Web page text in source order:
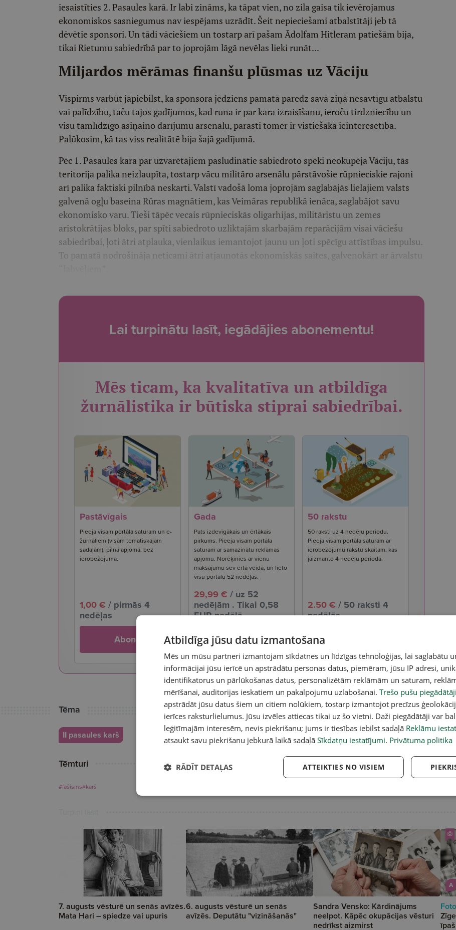
iesaistīties 2. Pasaules karā. Ir labi zināms, ka tāpat vien, no zila gaisa tik ievērojamus
ekonomiskos sasniegumus nav iespējams uzrādīt. Šeit nepieciešami atbalstītāji jeb tā
dēvētie sponsori. Un tādi vāciešiem un tostarp arī pašam Ādolfam Hitleram patiešām bija,
tikai Rietumu sabiedrībā par to joprojām lāgā nevēlas lieki runāt...
Miljardos mērāmas finanšu plūsmas uz Vāciju
Vispirms varbūt jāpiebilst, ka sponsora jēdziens pamatā paredz savā ziņā nesavtīgu atbalstu
vai palīdzību, taču tajos gadījumos, kad runa ir par kara izraisīšanu, ieroču tirdzniecību un
visu tamlīdzīgo asiņaino darījumu arsenālu, parasti tomēr ir vistiešākā ieinteresētība.
Palūkosim, kā tas viss realitātē bija šajā gadījumā.
Pēc 1. Pasaules kara par uzvarētājiem pasludinātie sabiedroto spēki neokupēja Vāciju, tās
teritorija palika neizlaupīta, tostarp vācu militāro arsenālu pārstāvošie rūpnieciskie rajoni
arī palika faktiski pilnībā neskarti. Valstī vadošā loma joprojām saglabājās lielajiem valsts
galvenā ogļu baseina Rūras magnātiem, kas Veimāras republikā ienāca, saglabājot savu
ekonomisko varu. Tieši tāpēc vecais rūpnieciskās oligarhijas, militāristu un zemes
aristokrātijas bloks, par spīti sabiedroto uzliktajām skarbajām reparācijām visai vāciešu
sabiedrībai, ļoti ātri atplauka, vienlaikus iemantojot jaunu un ļoti spēcīgu attīstības impulsu.
To pamatā nodrošināja neticami ātri atjaunotās ekonomiskās saites, galvenokārt ar ārvalstu
Lai turpinātu lasīt, iegādājies abonementu!
Mēs ticam, ka kvalitatīva un atbildīga
žurnālistika ir būtiska stiprai sabiedrībai.
Pastāvīgais
Pieeja visam portāla saturam un e-
žurnāliem (visām tematiskajām
sadaļām), pilnā apjomā, bez
ierobežojuma.
1,00 € / pirmās 4
nedēļas
Abonē
Gada
Pats izdevīgākais un ērtākais
pirkums. Pieeja visam portāla
saturam ar samazinātu reklāmas
apjomu. Norēķinies ar vienu
maksājumu sev ērtā veidā, un lieto
visu portālu 52 nedēļas.
29,99 € / uz 52
nedēļām . Tikai 0,58
EUR nedēļā.
Abonē
50 rakstu
50 raksti uz 4 nedēļu periodu.
Pieeja visam portāla saturam ar
ierobežojumu rakstu skaitam, kas
jāizmanto 4 nedēļu periodā.
2.50 € / 50 raksti 4
nedēļās
Tēma
II pasaules karš
Tēmturi
#fašisms#karš
7. augusts vēsturē un senās avīzēs.
Mata Hari – spiedze vai upuris
6. augusts vēsturē un senās
avīzēs. Deputātu "vizināšanās"
Sandra Vensko: Kārdinājums
neelpot. Kāpēc okupācijas vēsturi
nedrīkst aizmirst
A
Atbildīga jūsu datu izmantošana
Mēs un mūsu partneri izmantojam sīkdatnes un līdzīgas tehnoloģijas, lai saglabātu
informācijai jūsu ierīcē un apstrādātu personas datus, piemēram, jūsu IP adresi,
identifikatorus un pārlūkošanas datus, personalizētām reklāmām un saturam,
mērīšanai, auditorijas ieskatiem un pakalpojumu uzlabošanai. Trešo pušu
apstrādāt jūsu datus šiem un citiem nolūkiem, tostarp izmantojot precīzus
ierīces raksturlielumus. Jūsu izvēles attiecas tikai uz šo vietni. Daži piegādātāji var
leģitīmajām interesēm, nevis piekrišanu; jums ir tiesības iebilst sadaļā Reklāmu
atsaukt savu piekrišanu jebkurā laikā sadaļā Sīkdatņu iestatījumi. Privātuma politika
ATTEIKTIES NO VISIEM
RĀDĪT DETAĻAS